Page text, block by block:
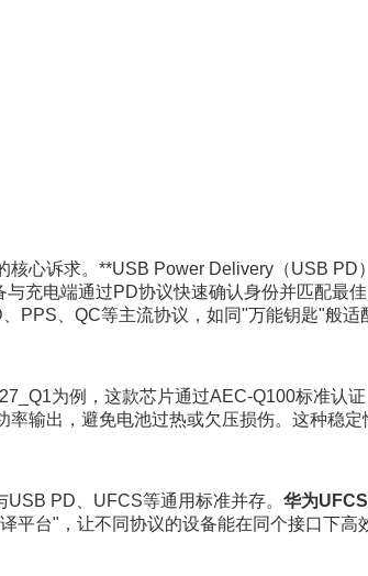
心诉求。**USB Power Delivery（USB
充电端通过PD协议快速确认身份并匹配最
PPS、QC等主流协议，如同"万能钥匙"般适
为例，这款芯片通过AEC-Q100标准
输出，避免电池过热或欠压损伤。这种稳
PD、UFCS等通用标准并存。 华为
平台"，让不同协议的设备能在同个接口下